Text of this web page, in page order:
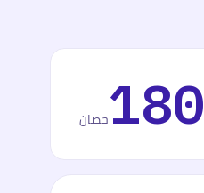
180حصان